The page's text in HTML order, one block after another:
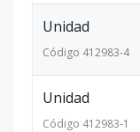
Unidad
Código 412983-4
Unidad
Código 412983-1